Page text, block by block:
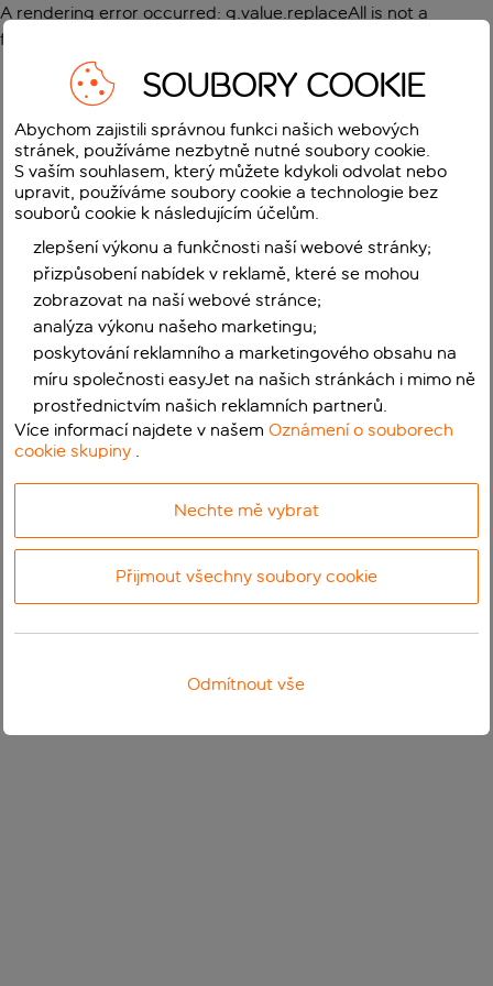
A rendering error occurred: g.value.replaceAll is not a
function
SOUBORY COOKIE
Abychom zajistili správnou funkci našich webových
stránek, používáme nezbytně nutné soubory cookie.
S vaším souhlasem, který můžete kdykoli odvolat nebo
upravit, používáme soubory cookie a technologie bez
souborů cookie k následujícím účelům.
zlepšení výkonu a funkčnosti naší webové stránky;
přizpůsobení nabídek v reklamě, které se mohou
zobrazovat na naší webové stránce;
analýza výkonu našeho marketingu;
poskytování reklamního a marketingového obsahu na
míru společnosti easyJet na našich stránkách i mimo ně
prostřednictvím našich reklamních partnerů.
Více informací najdete v našemOznámení o souborech
cookie skupiny .
Nechte mě vybrat
Přijmout všechny soubory cookie
Odmítnout vše